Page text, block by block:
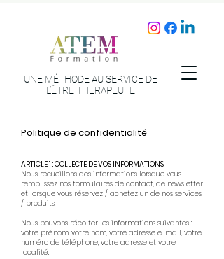
UNE MÉTHODE AU SERVICE DE
L’ÊTRE THÉRAPEUTE
Politique de confidentialité
ARTICLE 1 : COLLECTE DE VOS INFORMATIONS​
Nous recueillons des informations lorsque vous
remplissez nos formulaires de contact, de newsletter
et lorsque vous réservez / achetez un de nos services
/ produits.
Nous pouvons récolter les informations suivantes :
votre prénom, votre nom, votre adresse e-mail, votre
numéro de téléphone, votre adresse et votre
localité.